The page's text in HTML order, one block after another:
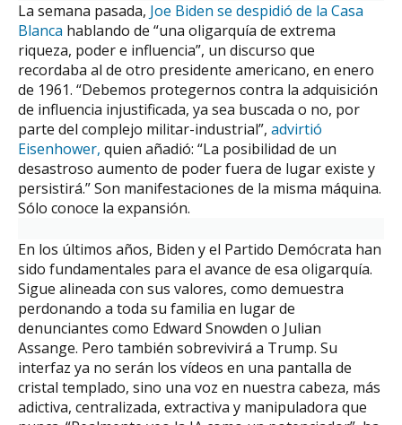
La semana pasada, Joe Biden se despidió de la Casa
Blanca hablando de “una oligarquía de extrema
riqueza, poder e influencia”, un discurso que
recordaba al de otro presidente americano, en enero
de 1961. “Debemos protegernos contra la adquisición
de influencia injustificada, ya sea buscada o no, por
parte del complejo militar-industrial”, advirtió
Eisenhower, quien añadió: “La posibilidad de un
desastroso aumento de poder fuera de lugar existe y
persistirá.” Son manifestaciones de la misma máquina.
Sólo conoce la expansión.
En los últimos años, Biden y el Partido Demócrata han
sido fundamentales para el avance de esa oligarquía.
Sigue alineada con sus valores, como demuestra
perdonando a toda su familia en lugar de
denunciantes como Edward Snowden o Julian
Assange. Pero también sobrevivirá a Trump. Su
interfaz ya no serán los vídeos en una pantalla de
cristal templado, sino una voz en nuestra cabeza, más
adictiva, centralizada, extractiva y manipuladora que